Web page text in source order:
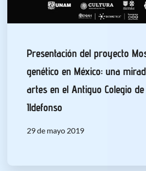
Presentación del proyecto
genético en México: una
artes en el Antiguo Colegio
Ildefonso
29 de mayo 2019